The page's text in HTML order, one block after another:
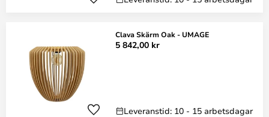
Clava Skärm Oak - UMAGE
5 842,00 kr
Leveranstid: 10 - 15 arbetsdagar